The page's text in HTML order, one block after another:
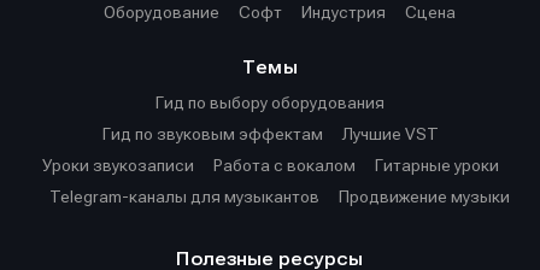
Оборудование
Софт Индустрия Сцена
Темы
Гид по выбору оборудования
Гид по звуковым эффектам
Лучшие VST
Уроки звукозаписи
Работа с вокалом
Гитарные уроки
Telegram-каналы для музыкантов
Продвижение музыки
Полезные ресурсы